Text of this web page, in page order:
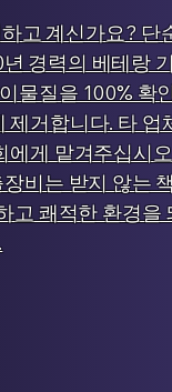
고 계신가요? 단
경력의 베테랑
물질을 100% 확
거합니다. 타 업
에게 맡겨주십시
비는 받지 않는
고 쾌적한 환경을